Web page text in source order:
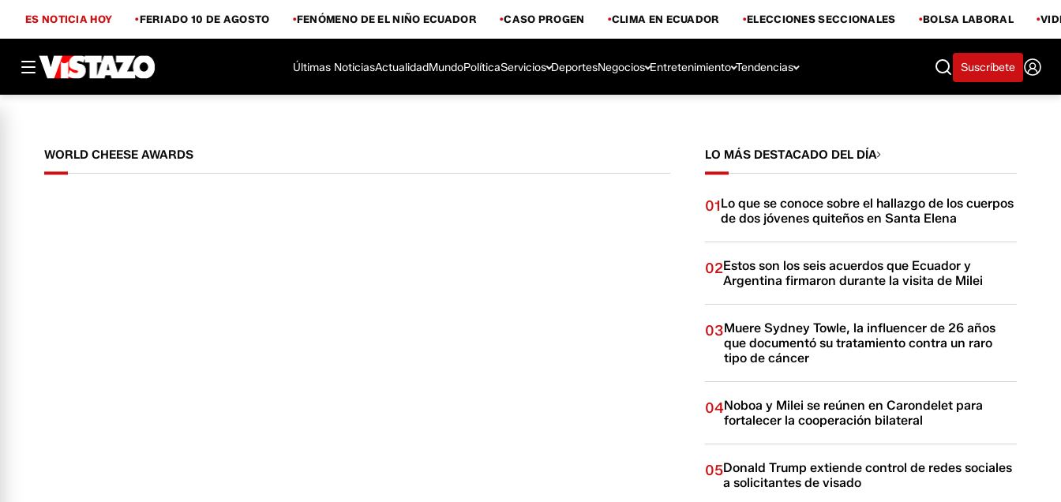
ES NOTICIA HOY FERIADO 10 DE AGOSTO FENÓMENO DE EL NIÑO ECUADOR CASO PROGEN CLIMA EN ECUADOR ELECCIONES SECCIONALES BOLSA LABORAL
Últimas NoticiasActualidadMundoPolíticaServicios DeportesNegocios Entretenimiento Tendencias Suscríbete
WORLD CHEESE AWARDS LO MÁS DESTACADO DEL DÍA
01Lo que se conoce sobre el hallazgo de los cuerpos
de dos jóvenes quiteños en Santa Elena
02Estos son los seis acuerdos que Ecuador y
Argentina firmaron durante la visita de Milei
03Muere Sydney Towle, la influencer de 26 años
que documentó su tratamiento contra un raro
tipo de cáncer
04Noboa y Milei se reúnen en Carondelet para
fortalecer la cooperación bilateral
05Donald Trump extiende control de redes sociales
a solicitantes de visado